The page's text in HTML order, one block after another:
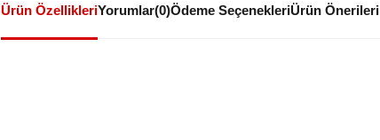
Ürün ÖzellikleriYorumlar(0)Ödeme SeçenekleriÜrün Önerileri